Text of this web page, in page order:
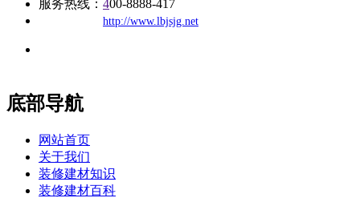
服务热线： 400-8888-417
http://www.lbjsjg.net
底部导航
网站首页
关于我们
装修建材知识
装修建材百科